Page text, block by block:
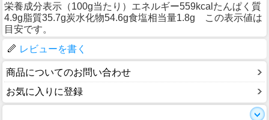
栄養成分表示（100g当たり）エネルギー559kcalたんぱく質
4.9g脂質35.7g炭水化物54.6g食塩相当量1.8g この表示値は
目安です。
レビューを書く
商品についてのお問い合わせ
お気に入りに登録